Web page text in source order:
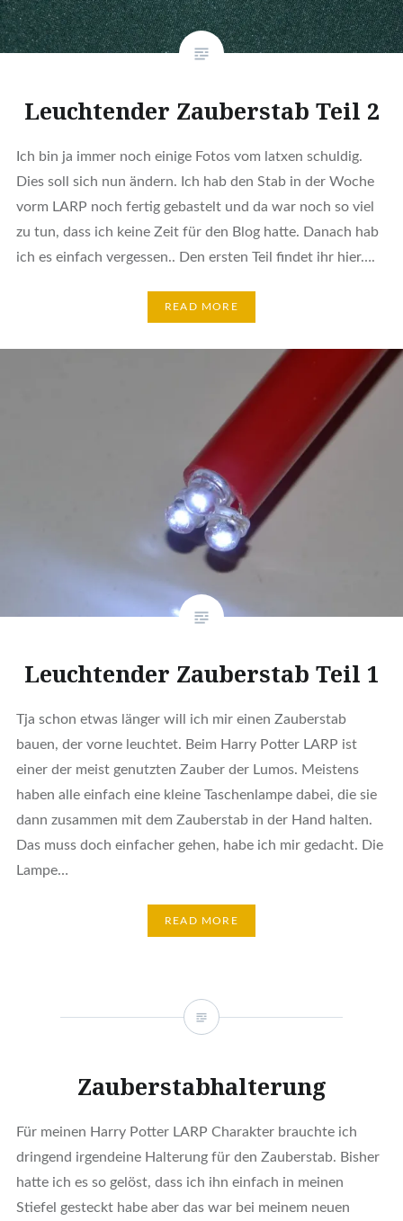
Leuchtender Zauberstab Teil 2
Ich bin ja immer noch einige Fotos vom latxen schuldig.
Dies soll sich nun ändern. Ich hab den Stab in der Woche
vorm LARP noch fertig gebastelt und da war noch so viel
zu tun, dass ich keine Zeit für den Blog hatte. Danach hab
ich es einfach vergessen.. Den ersten Teil findet ihr hier….
READ MORE
Leuchtender Zauberstab Teil 1
Tja schon etwas länger will ich mir einen Zauberstab
bauen, der vorne leuchtet. Beim Harry Potter LARP ist
einer der meist genutzten Zauber der Lumos. Meistens
haben alle einfach eine kleine Taschenlampe dabei, die sie
dann zusammen mit dem Zauberstab in der Hand halten.
Das muss doch einfacher gehen, habe ich mir gedacht. Die
Lampe…
READ MORE
Zauberstabhalterung
Für meinen Harry Potter LARP Charakter brauchte ich
dringend irgendeine Halterung für den Zauberstab. Bisher
hatte ich es so gelöst, dass ich ihn einfach in meinen
Stiefel gesteckt habe aber das war bei meinem neuen